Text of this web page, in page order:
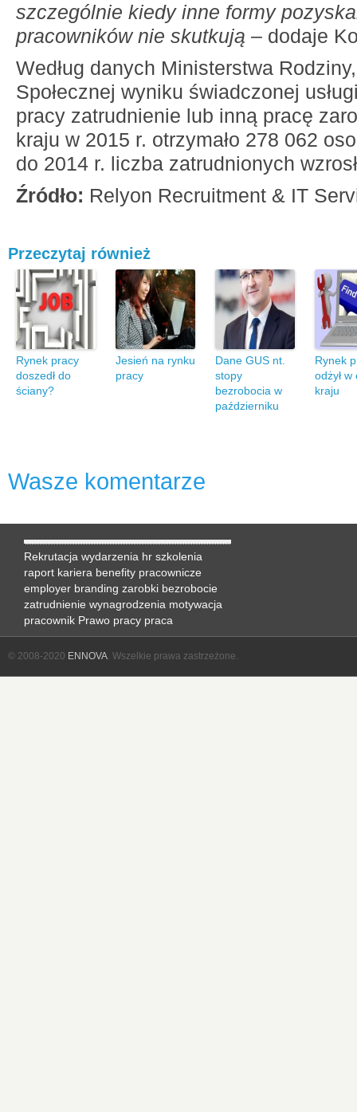
szczególnie kiedy inne formy
pracowników nie skutkują – dodaje
Według danych Ministerstwa
Społecznej wyniku świadczonej
pracy zatrudnienie lub inną pracę
kraju w 2015 r. otrzymało 278 062
do 2014 r. liczba zatrudnionych
Źródło: Relyon Recruitment & IT
Przeczytaj również
Rynek pracy
doszedł do
ściany?
Jesień na rynku
pracy
Dane GUS nt.
stopy
bezrobocia w
październiku
Rynek
odżył w
kraju
Wasze komentarze
Rekrutacja wydarzenia hr szkolenia
raport kariera benefity pracownicze
employer branding zarobki bezrobocie
zatrudnienie wynagrodzenia motywacja
pracownik Prawo pracy praca
© 2008-2020 ENNOVA. Wszelkie prawa zastrzeżone.